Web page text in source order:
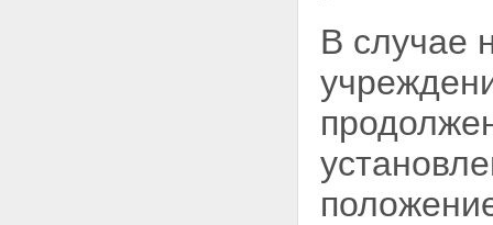
В случае